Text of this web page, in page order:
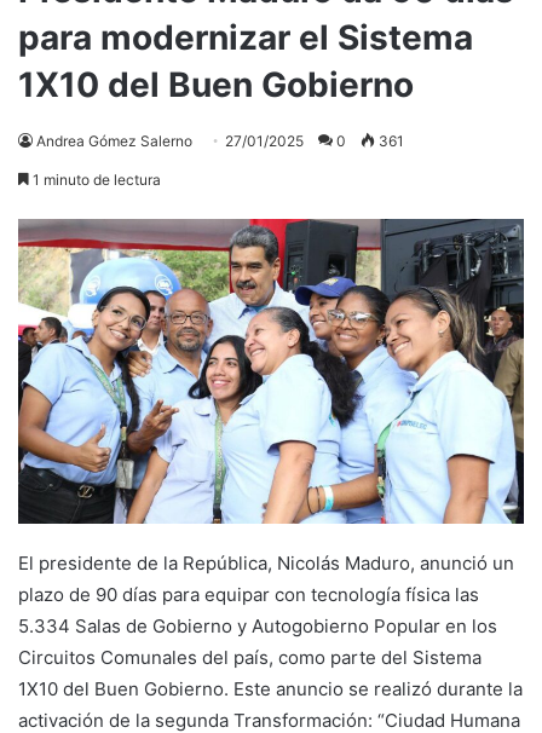
para modernizar el Sistema
1X10 del Buen Gobierno
Andrea Gómez Salerno 27/01/2025 0 361
1 minuto de lectura
El presidente de la República, Nicolás Maduro, anunció un
plazo de 90 días para equipar con tecnología física las
5.334 Salas de Gobierno y Autogobierno Popular en los
Circuitos Comunales del país, como parte del Sistema
1X10 del Buen Gobierno. Este anuncio se realizó durante la
activación de la segunda Transformación: “Ciudad Humana